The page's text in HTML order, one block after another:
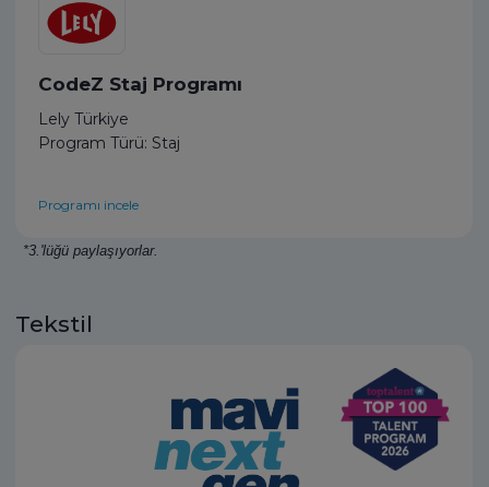
CodeZ Staj Programı
Lely Türkiye
Program Türü: Staj
Programı incele
*3.'lüğü paylaşıyorlar.
Tekstil